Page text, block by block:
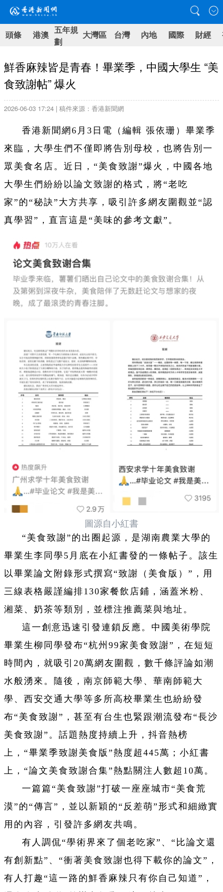
頭條 港澳 五年規
劃
大灣區 台灣 內地 國際 財經
鮮香麻辣皆是青春！畢業季，中國大學生 “美
食致謝帖” 爆火
2026-06-03 17:24 | 稿件來源：香港新聞網
香港新聞網6月3日電（編輯 張依珊）畢業季
來臨，大學生們不僅即將告別母校，也將告別一
眾美食名店。近日，“美食致謝”爆火，中國各地
大學生們紛紛以論文致謝的格式，將“老吃
家”的“秘訣”大方共享，吸引許多網友圍觀並“認
真學習”，直言這是“美味的參考文獻”。
圖源自小紅書
“美食致謝”的出圈起源，是湖南農業大學的
畢業生李同學5月底在小紅書發的一條帖子。該生
以畢業論文附錄形式撰寫“致謝（美食版）”，用
三線表格嚴謹編排130家餐飲店鋪，涵蓋米粉、
湘菜、奶茶等類別，並標注推薦菜與地址。
這一創意迅速引發連鎖反應。中國美術學院
畢業生柳同學發布“杭州99家美食致謝”，在短短
時間內，就吸引20萬網友圍觀，數千條評論如潮
水般湧來。隨後，南京師範大學、華南師範大
學、西安交通大學等多所高校畢業生也紛紛發
布“美食致謝”，甚至有台生也緊跟潮流發布“長沙
美食致謝”。話題熱度持續上升， 抖音熱榜
上，“畢業季致謝美食版”熱度超445萬；小紅書
上，“論文美食致謝合集”熱點關注人數超10萬。
一篇篇“美食致謝”打破一座座城市“美食荒
漠”的“傳言”，並以新穎的“反差萌”形式和細緻實
用的內容，引發許多網友共鳴。
有人調侃“學術界來了個老吃家”、“比論文還
有創新點”、“衝著美食致謝也得下載你的論文”，
有人打趣“這一路的鮮香麻辣只有你自己知道”，